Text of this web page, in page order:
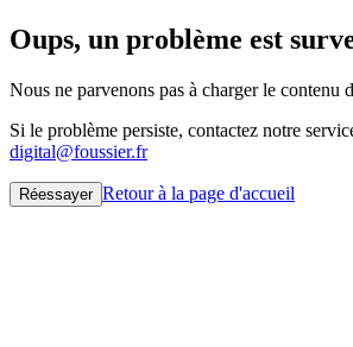
Oups, un problème est
Nous ne parvenons pas à charger le contenu
Si le problème persiste, contactez notre
digital@foussier.fr
Réessayer Retour à la page d'accueil